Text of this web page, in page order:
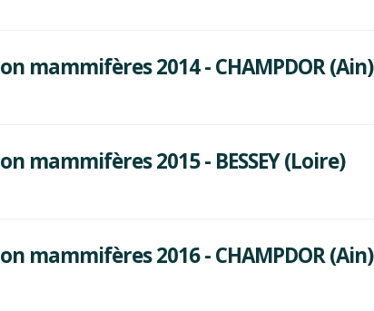
mammifères 2014 - CHAMPDOR (Ain)
mammifères 2015 - BESSEY (Loire)
mammifères 2016 - CHAMPDOR (Ain)